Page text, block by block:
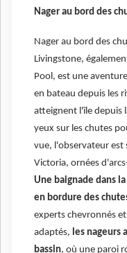
Nager au bord des
Nager au bord des
Livingstone,
Pool, est une
en bateau depuis les
atteignent l'île depuis
yeux sur les chutes
vue, l'observateur est
Victoria, ornées
Une baignade dans
en bordure des
experts chevronnés
adaptés, les nageurs
bassin, où une paroi